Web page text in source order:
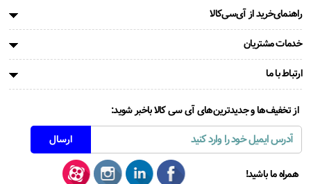
راهنمای‌خرید از آی‌سی‌کالا
خدمات مشتریان
ارتباط با ما
از تخفیف‌ها و جدیدترین‌های آی سی کالا باخبر شوید:
همراه ما باشید!